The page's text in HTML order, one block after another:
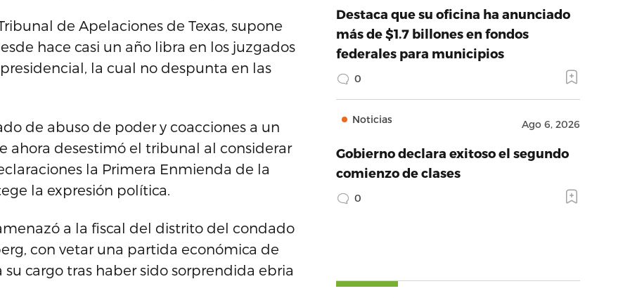
de Apelaciones de Texas, supone
hace casi un año libra en los juzgados
la cual no despunta en las
de abuso de poder y coacciones a un
ahora desestimó el tribunal al considerar
la Primera Enmienda de la
la expresión política.
a la fiscal del distrito del condado
con vetar una partida económica de
cargo tras haber sido sorprendida ebria
Destaca que su oficina ha anunciado
más de $1.7 billones en fondos
federales para municipios
0
Noticias Ago 6, 2026
Gobierno declara exitoso el segundo
comienzo de clases
0